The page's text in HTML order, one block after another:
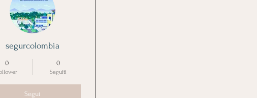
segurcolombia
0 0
Seguiti
Segui